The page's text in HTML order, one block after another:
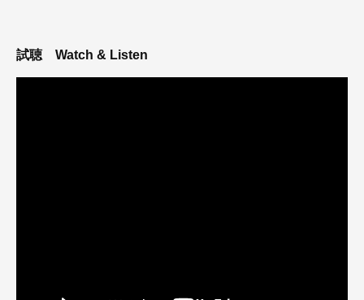
試聴 Watch & Listen